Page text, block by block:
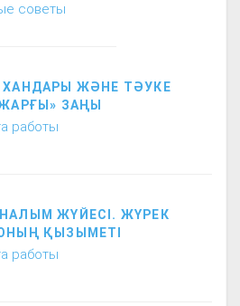
советы
ХАНДАРЫ ЖӘНЕ ТӘУКЕ
ЗАҢЫ
работы
ЖҮЙЕСІ. ЖҮРЕК
ҚЫЗЫМЕТІ
работы